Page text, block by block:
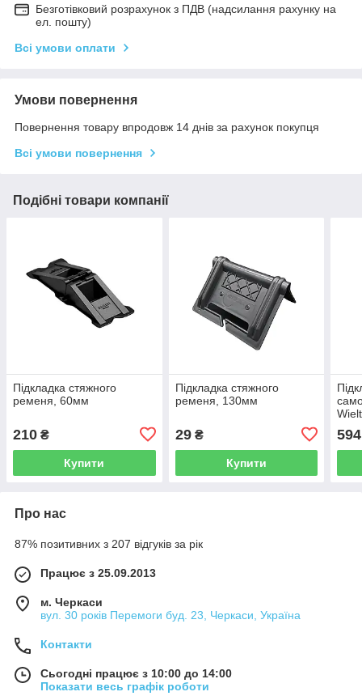
Безготівковий розрахунок з ПДВ (надсилання рахунку на
ел. пошту)
Всі умови оплати
Умови повернення
Повернення товару впродовж 14 днів за рахунок покупця
Всі умови повернення
Подібні товари компанії
Підкладка стяжного
ременя, 60мм
210 ₴
Купити
Підкладка стяжного
ременя, 130мм
29₴
Купити
594
Про нас
87% позитивних з 207 відгуків за рік
Працює з 25.09.2013
м. Черкаси
вул. 30 років Перемоги буд. 23, Черкаси, Україна
Контакти
Сьогодні працює з 10:00 до 14:00
Показати весь графік роботи